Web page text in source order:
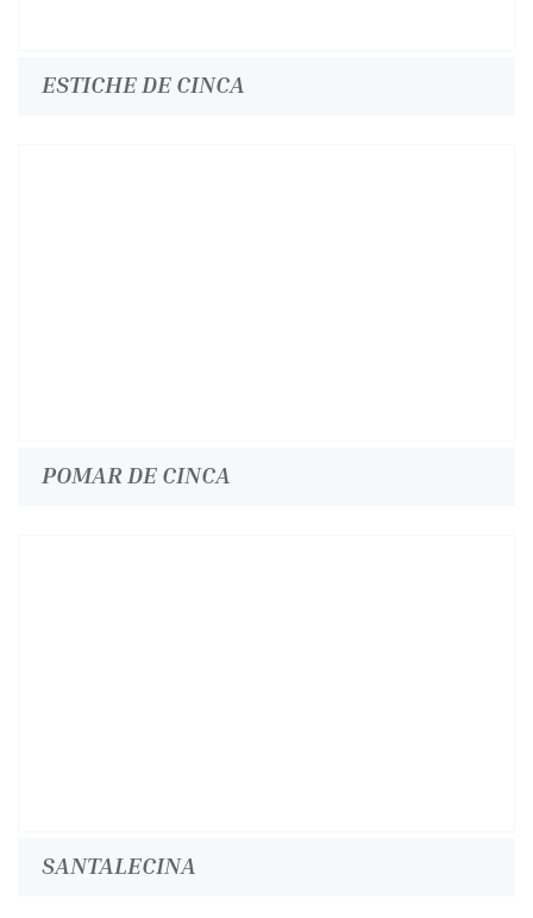
ESTICHE DE CINCA
POMAR DE CINCA
SANTALECINA